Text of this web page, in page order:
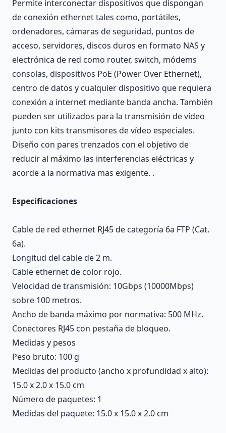
Permite interconectar dispositivos que dispongan
de conexión ethernet tales como, portátiles,
ordenadores, cámaras de seguridad, puntos de
acceso, servidores, discos duros en formato NAS y
electrónica de red como router, switch, módems
consolas, dispositivos PoE (Power Over Ethernet),
centro de datos y cualquier dispositivo que requiera
conexión a internet mediante banda ancha. También
pueden ser utilizados para la transmisión de vídeo
junto con kits transmisores de vídeo especiales.
Diseño con pares trenzados con el objetivo de
reducir al máximo las interferencias eléctricas y
acorde a la normativa mas exigente. .
Especificaciones
Cable de red ethernet RJ45 de categoría 6a FTP (Cat.
6a).
Longitud del cable de 2 m.
Cable ethernet de color rojo.
Velocidad de transmisión: 10Gbps (10000Mbps)
sobre 100 metros.
Ancho de banda máximo por normativa: 500 MHz.
Conectores RJ45 con pestaña de bloqueo.
Medidas y pesos
Peso bruto: 100 g
Medidas del producto (ancho x profundidad x alto):
15.0 x 2.0 x 15.0 cm
Número de paquetes: 1
Medidas del paquete: 15.0 x 15.0 x 2.0 cm